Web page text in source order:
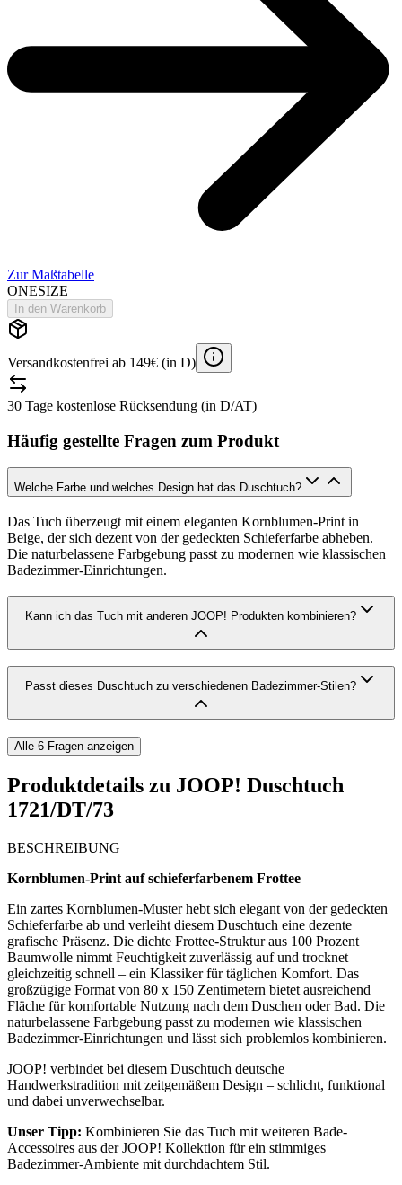
Zur Maßtabelle
ONESIZE
In den Warenkorb
Versandkostenfrei ab 149€ (in D)
30 Tage kostenlose Rücksendung (in D/AT)
Häufig gestellte Fragen zum Produkt
Welche Farbe und welches Design hat das Duschtuch?
Das Tuch überzeugt mit einem eleganten Kornblumen-Print in
Beige, der sich dezent von der gedeckten Schieferfarbe abheben.
Die naturbelassene Farbgebung passt zu modernen wie klassischen
Badezimmer-Einrichtungen.
Kann ich das Tuch mit anderen JOOP! Produkten kombinieren?
Passt dieses Duschtuch zu verschiedenen Badezimmer-Stilen?
Alle 6 Fragen anzeigen
Produktdetails zu JOOP! Duschtuch
1721/DT/73
BESCHREIBUNG
Kornblumen-Print auf schieferfarbenem Frottee
Ein zartes Kornblumen-Muster hebt sich elegant von der gedeckten
Schieferfarbe ab und verleiht diesem Duschtuch eine dezente
grafische Präsenz. Die dichte Frottee-Struktur aus 100 Prozent
Baumwolle nimmt Feuchtigkeit zuverlässig auf und trocknet
gleichzeitig schnell – ein Klassiker für täglichen Komfort. Das
großzügige Format von 80 x 150 Zentimetern bietet ausreichend
Fläche für komfortable Nutzung nach dem Duschen oder Bad. Die
naturbelassene Farbgebung passt zu modernen wie klassischen
Badezimmer-Einrichtungen und lässt sich problemlos kombinieren.
JOOP! verbindet bei diesem Duschtuch deutsche
Handwerkstradition mit zeitgemäßem Design – schlicht, funktional
und dabei unverwechselbar.
Unser Tipp: Kombinieren Sie das Tuch mit weiteren Bade-
Accessoires aus der JOOP! Kollektion für ein stimmiges
Badezimmer-Ambiente mit durchdachtem Stil.